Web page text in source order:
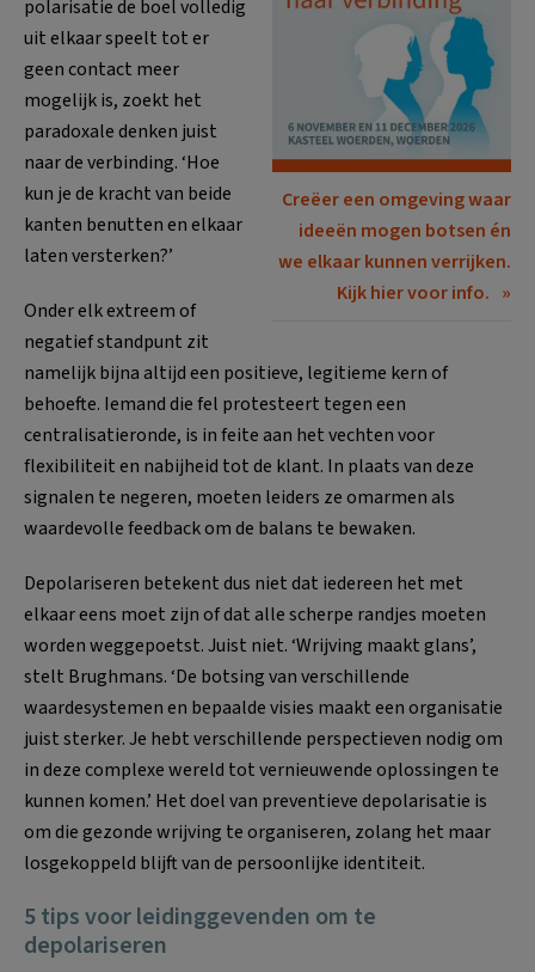
Creëer een omgeving waar
ideeën mogen botsen én
we elkaar kunnen verrijken.
Kijk hier voor info.
polarisatie de boel volledig
uit elkaar speelt tot er
geen contact meer
mogelijk is, zoekt het
paradoxale denken juist
naar de verbinding. ‘Hoe
kun je de kracht van beide
kanten benutten en elkaar
laten versterken?’
Onder elk extreem of
negatief standpunt zit
namelijk bijna altijd een positieve, legitieme kern of
behoefte. Iemand die fel protesteert tegen een
centralisatieronde, is in feite aan het vechten voor
flexibiliteit en nabijheid tot de klant. In plaats van deze
signalen te negeren, moeten leiders ze omarmen als
waardevolle feedback om de balans te bewaken.
Depolariseren betekent dus niet dat iedereen het met
elkaar eens moet zijn of dat alle scherpe randjes moeten
worden weggepoetst. Juist niet. ‘Wrijving maakt glans’,
stelt Brughmans. ‘De botsing van verschillende
waardesystemen en bepaalde visies maakt een organisatie
juist sterker. Je hebt verschillende perspectieven nodig om
in deze complexe wereld tot vernieuwende oplossingen te
kunnen komen.’ Het doel van preventieve depolarisatie is
om die gezonde wrijving te organiseren, zolang het maar
losgekoppeld blijft van de persoonlijke identiteit.
5 tips voor leidinggevenden om te
depolariseren